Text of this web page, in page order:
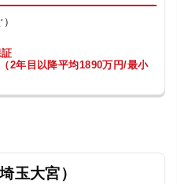
2年目以降平均1890万円/最小
玉大宮）
義集 動画集